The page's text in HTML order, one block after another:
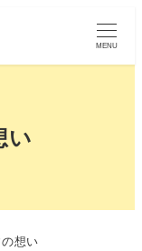
MENU
い
想い